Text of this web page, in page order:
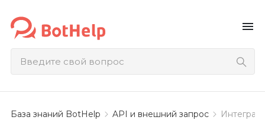
menu
База знаний BotHelp API и внешний запрос